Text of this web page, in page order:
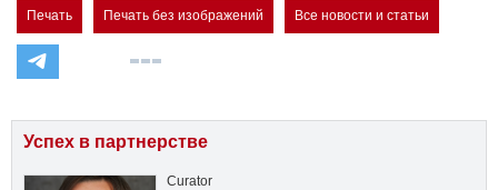
Печать Печать без изображений Все новости и статьи
Успех в партнерстве
Curator